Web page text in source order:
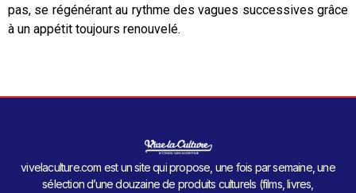
pas, se régénérant au rythme des vagues successives grâce
à un appétit toujours renouvelé.
vivelaculture.com est un site qui propose, une fois par semaine, une
sélection d’une douzaine de produits culturels (films, livres,